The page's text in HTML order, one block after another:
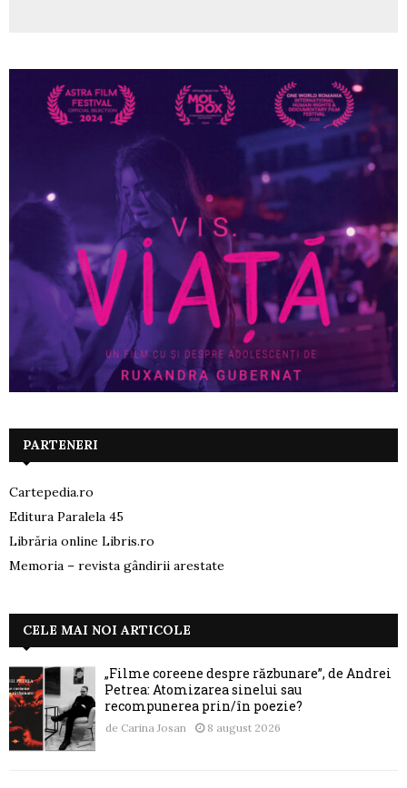
PARTENERI
Cartepedia.ro
Editura Paralela 45
Librăria online Libris.ro
Memoria – revista gândirii arestate
CELE MAI NOI ARTICOLE
„Filme coreene despre răzbunare”, de Andrei
Petrea: Atomizarea sinelui sau
recompunerea prin/în poezie?
de Carina Josan 8 august 2026